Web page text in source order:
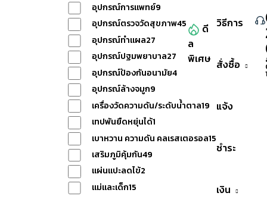
หมวดหมู่สินค้าทั้งหมด
ดี
ล
พิเศษ
วิธีการ
สั่งซื้อ
แจ้ง
ชำระ
เงิน
อุปกรณ์การแพทย์9
อุปกรณ์ตรวจวัดสุขภาพ45
อุปกรณ์ทำแผล27
อุปกรณ์ปฐมพยาบาล27
อุปกรณ์ป้องกันอนามัย4
อุปกรณ์ล้างจมูก9
เครื่องวัดความดัน/ระดับน้ำตาล19
เทปพันยืดหยุ่นได้1
เบาหวาน ความดัน คลเรสเตอรอล15
เสริมภูมิคุ้มกัน49
แผ่นแปะลดไข้2
แม่และเด็ก15